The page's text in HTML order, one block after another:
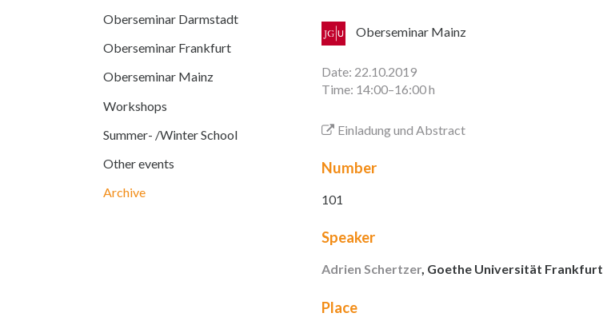
Oberseminar Darmstadt
Oberseminar Frankfurt
Oberseminar Mainz
Workshops
Summer- /Winter School
Other events
Archive
Oberseminar Mainz
Date: 22.10.2019
Time: 14:00–16:00 h
Einladung und Abstract
Number
101
Speaker
Adrien Schertzer, Goethe Universität Frankfurt
Place